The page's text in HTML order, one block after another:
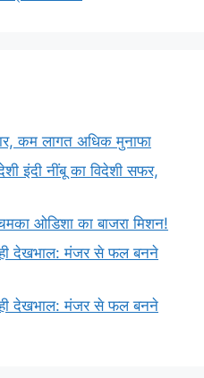
कम लागत अधिक मुनाफा
इंदी नींबू का विदेशी सफर,
ओडिशा का बाजरा मिशन!
देखभाल: मंजर से फल बनने
देखभाल: मंजर से फल बनने